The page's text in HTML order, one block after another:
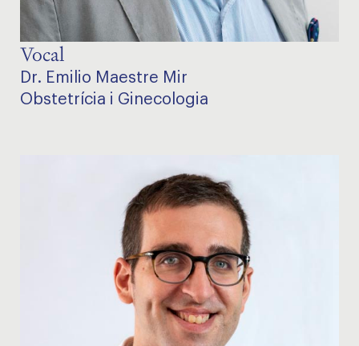
Vocal
Dr. Emilio Maestre Mir
Obstetrícia i Ginecologia